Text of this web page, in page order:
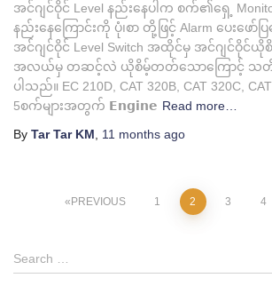
အင်ဂျင်ဝိုင် Level နည်းနေပါက စက်၏ရှေ့
နည်းနေကြောင်းကို ပုံ၊စာ တို့ဖြင့် Alarm ပေးဖော်ပ
အင်ဂျင်ဝိုင် Level Switch အထိုင်မှ အင်ဂျင်ဝိုင်ယို
အလယ်မှ တဆင့်လဲ ယိုစိမ့်တတ်သောကြောင့် သတိ
ပါသည်။ EC 210D, CAT 320B, CAT 320C,
5စက်များအတွက် 𝗘𝗻𝗴𝗶𝗻𝗲 Read more…
By Tar Tar KM 11 months ago
Posts
pagination
PREVIOUS 1 2 3 4
S
e
Search …